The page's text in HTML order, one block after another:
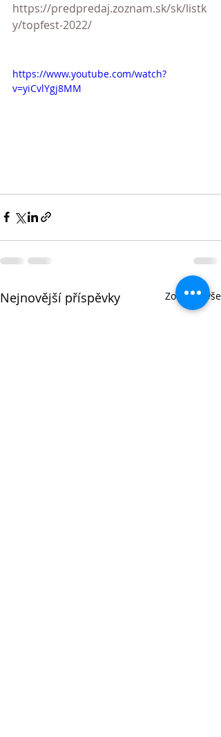
https://predpredaj.zoznam.sk/sk/listk
y/topfest-2022/
https://www.youtube.com/watch?
v=yiCvlYgj8MM
Nejnovější příspěvky Zobrazit vše